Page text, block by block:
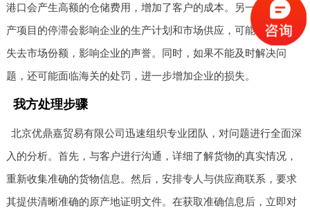
港口会产生高额的仓储费用，增加了客户的成本。另一方面，生
产项目的停滞会影响企业的生产计划和市场供应，可能导致客户
失去市场份额，影响企业的声誉。同时，如果不能及时解决问
题，还可能面临海关的处罚，进一步增加企业的损失。
我方处理步骤
北京优鼎嘉贸易有限公司迅速组织专业团队，对问题进行全面深
入的分析。首先，与客户进行沟通，详细了解货物的真实情况，
重新收集准确的货物信息。然后，安排专人与供应商联系，要求
其提供清晰准确的原产地证明文件。在获取准确信息后，立即对